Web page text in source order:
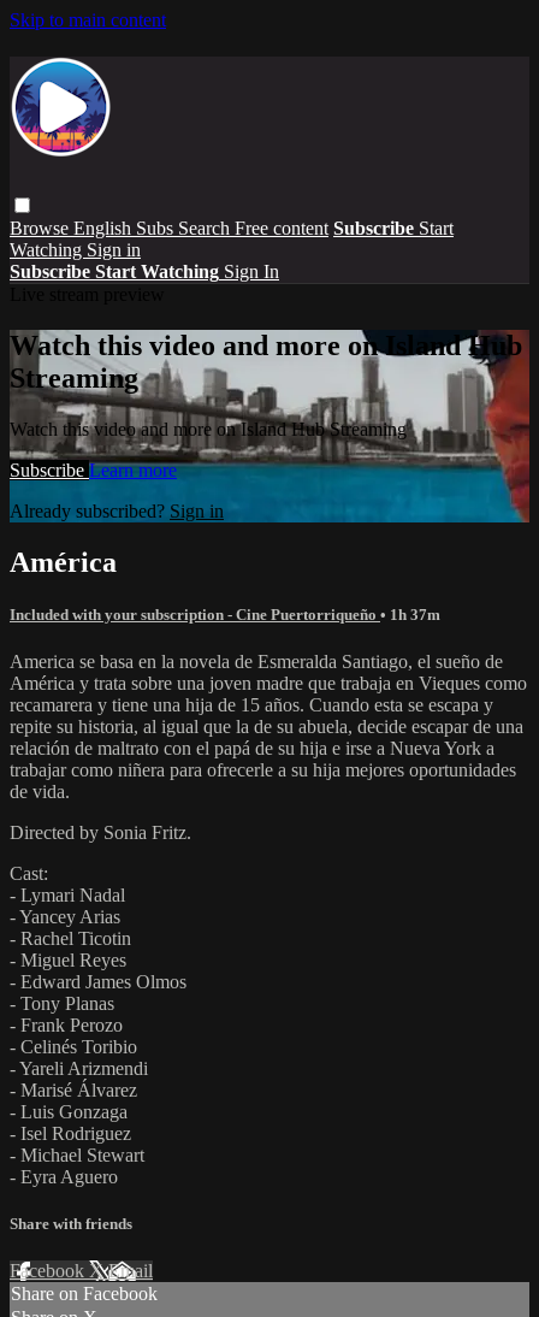
Skip to main content
Browse English Subs Search Free content Subscribe Start
Watching Sign in
Subscribe Start Watching Sign In
Watch this video and more on Island Hub
Streaming
Watch this video and more on Island Hub Streaming
Subscribe Learn more
Already subscribed? Sign in
América
Included with your subscription - Cine Puertorriqueño • 1h 37m
America se basa en la novela de Esmeralda Santiago, el sueño de
América y trata sobre una joven madre que trabaja en Vieques como
recamarera y tiene una hija de 15 años. Cuando esta se escapa y
repite su historia, al igual que la de su abuela, decide escapar de una
relación de maltrato con el papá de su hija e irse a Nueva York a
trabajar como niñera para ofrecerle a su hija mejores oportunidades
de vida.
Directed by Sonia Fritz.
Cast:
- Lymari Nadal
- Yancey Arias
- Rachel Ticotin
- Miguel Reyes
- Edward James Olmos
- Tony Planas
- Frank Perozo
- Celinés Toribio
- Yareli Arizmendi
- Marisé Álvarez
- Luis Gonzaga
- Isel Rodriguez
- Michael Stewart
- Eyra Aguero
Share with friends
Facebook XEmail
Share on Facebook